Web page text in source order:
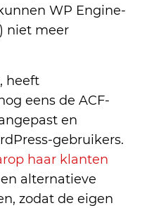
WP Engine-
niet meer
heeft
eens de ACF-
en
gebruikers.
haar klanten
alternatieve
zodat de eigen